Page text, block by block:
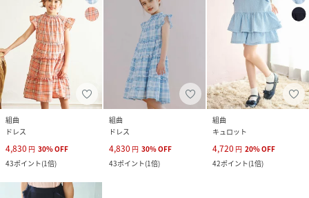
組曲
ドレス
4,830 円 30%OFF
43ポイント(1倍)
組曲
ドレス
4,830 円 30%OFF
43ポイント(1倍)
組曲
キュロット
4,720 円 20%OFF
42ポイント(1倍)